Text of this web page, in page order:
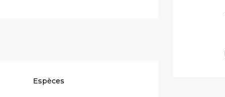
Espèces